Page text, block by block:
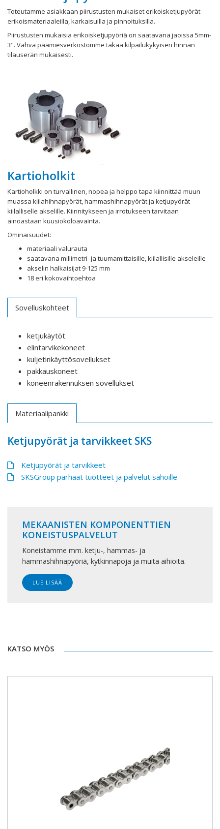
Toteutamme asiakkaan piirustusten mukaiset erikoisketjupyörät
erikoismateriaaleilla, karkaisuilla ja pinnoituksilla.
Piirustusten mukaisia erikoisketjupyöriä on saatavana jaoissa 5mm-
3". Vahva päämiesverkostomme takaa kilpailukykyisen hinnan
tilauserän mukaisesti.
Kartioholkit
Kartioholkki on turvallinen, nopea ja helppo tapa kiinnittää muun
muassa kiilahihnapyörät, hammashihnapyörät ja ketjupyörät
kiilalliselle akselille. Kiinnitykseen ja irrotukseen tarvitaan
ainoastaan kuusiokoloavainta.
Ominaisuudet:
materiaali valurauta
saatavana millimetri- ja tuumamittaisille, kiilallisille akseleille
akselin halkaisijat 9-125 mm
18 eri kokovaihtoehtoa
Sovelluskohteet
ketjukäytöt
elintarvikekoneet
kuljetinkäyttösovellukset
pakkauskoneet
koneenrakennuksen sovellukset
Materiaalipankki
Ketjupyörät ja tarvikkeet SKS
Ketjupyörät ja tarvikkeet
SKSGroup parhaat tuotteet ja palvelut sahoille
MEKAANISTEN KOMPONENTTIEN
KONEISTUSPALVELUT
Koneistamme mm. ketju-, hammas- ja
hammashihnapyöriä, kytkinnapoja ja muita aihioita.
LUE LISÄÄ
KATSO MYÖS